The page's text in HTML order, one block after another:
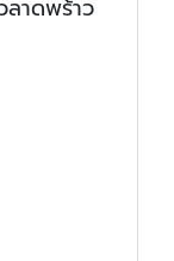
าดพร้าว